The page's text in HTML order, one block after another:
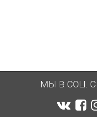
МЫ В СОЦ.